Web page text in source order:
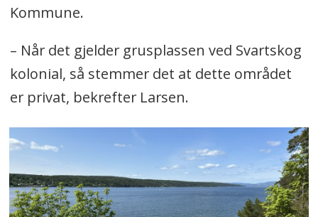
Kommune.
– Når det gjelder grusplassen ved Svartskog
kolonial, så stemmer det at dette området
er privat, bekrefter Larsen.